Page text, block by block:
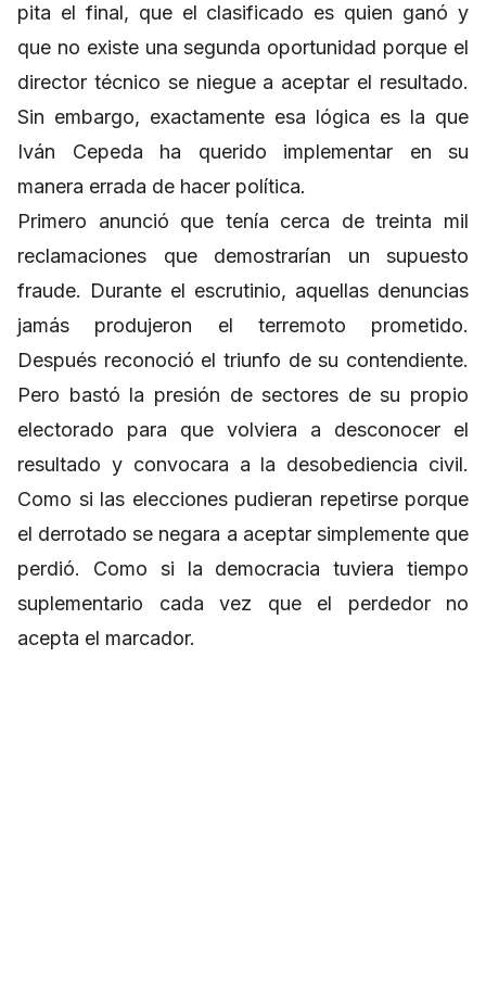
pita el final, que el clasificado es quien ganó y
que no existe una segunda oportunidad porque el
director técnico se niegue a aceptar el resultado.
Sin embargo, exactamente esa lógica es la que
Iván Cepeda ha querido implementar en su
manera errada de hacer política.
Primero anunció que tenía cerca de treinta mil
reclamaciones que demostrarían un supuesto
fraude. Durante el escrutinio, aquellas denuncias
jamás produjeron el terremoto prometido.
Después reconoció el triunfo de su contendiente.
Pero bastó la presión de sectores de su propio
electorado para que volviera a desconocer el
resultado y convocara a la desobediencia civil.
Como si las elecciones pudieran repetirse porque
el derrotado se negara a aceptar simplemente que
perdió. Como si la democracia tuviera tiempo
suplementario cada vez que el perdedor no
acepta el marcador.